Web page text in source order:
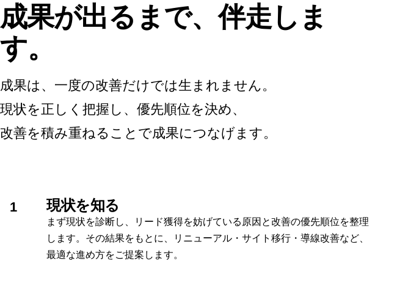
成果が出るまで、伴走しま
す。
成果は、一度の改善だけでは生まれません。
現状を正しく把握し、優先順位を決め、
改善を積み重ねることで成果につなげます。
1 現状を知る
まず現状を診断し、リード獲得を妨げている原因と改善の優先順位を整理
します。その結果をもとに、リニューアル・サイト移行・導線改善など、
最適な進め方をご提案します。